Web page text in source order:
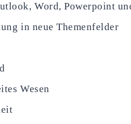
Word, Powerpoint
in neue Themenfelder
Wesen